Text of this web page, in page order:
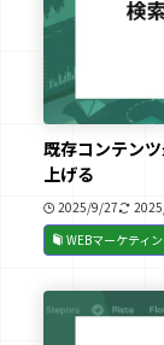
既存コンテン
上げる
2025/9/27
WEBマーケティ